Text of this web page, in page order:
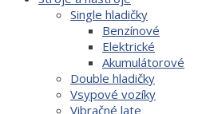
Single hladičky
Benzínové
Elektrické
Akumulátorové
Double hladičky
Vsypové vozíky
Vibračné late